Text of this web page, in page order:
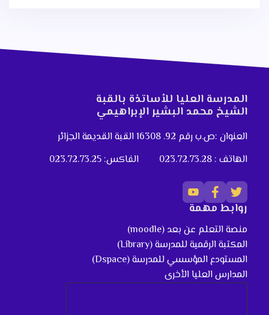
المدرسة العليا للأساتذة بالقبة
الشيخ محمد البشير الإبراهيمي
العنوان :ص.ب رقم 92. 16308 القبة القديمة الجزائر
الهاتف : 023.72.73.28
الفاكس: 023.72.73.25
روابط مهمة
منصة التعلم عن بعد (moodle)
المكتبة الرقمية للمدرسة (Library)
المستودع المؤسسي للمدرسة (Dspace)
المدارس العليا الأخرى